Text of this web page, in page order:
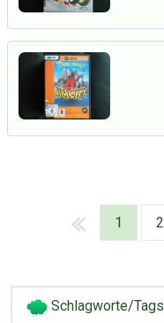
1 2
Schlagworte/Tags